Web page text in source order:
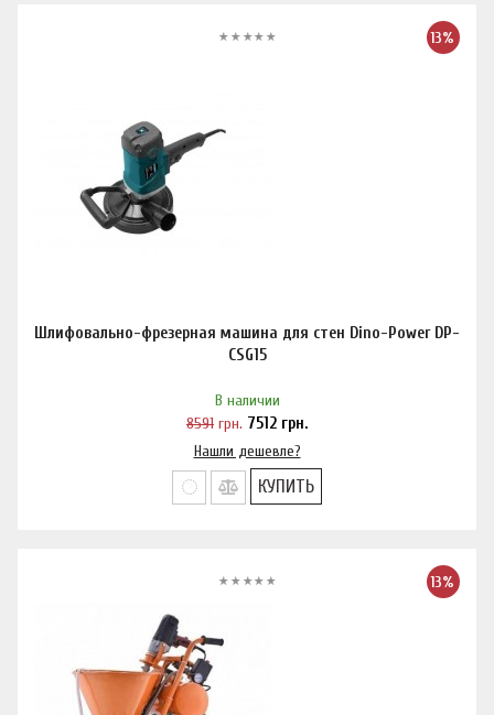
13%
Шлифовально-фрезерная машина для стен Dino-Power DP-
CSG15
В наличии
8591 грн. 7512 грн.
Нашли дешевле?
КУПИТЬ
13%